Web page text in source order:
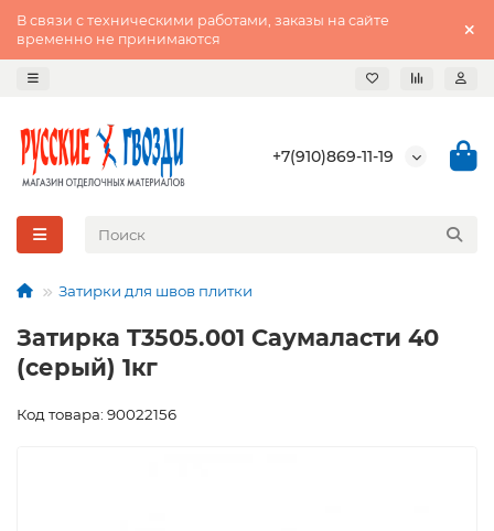
В связи с техническими работами, заказы на сайте
временно не принимаются
+7(910)869-11-19
Затирки для швов плитки
Затирка T3505.001 Саумаласти 40
(серый) 1кг
Код товара: 90022156